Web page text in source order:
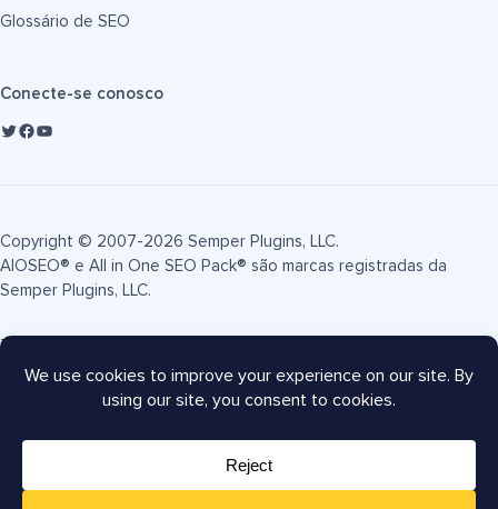
Glossário de SEO
Conecte-se conosco
Copyright © 2007-2026 Semper Plugins, LLC.
AIOSEO® e All in One SEO Pack® são marcas registradas da
Semper Plugins, LLC.
Termos de Serviço
Mapa do site
Cupom AIOSEO